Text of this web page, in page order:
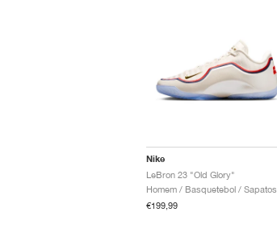
Nike
LeBron 23 "Old Glory"
Homem / Basquetebol / Sapatos
€199,99